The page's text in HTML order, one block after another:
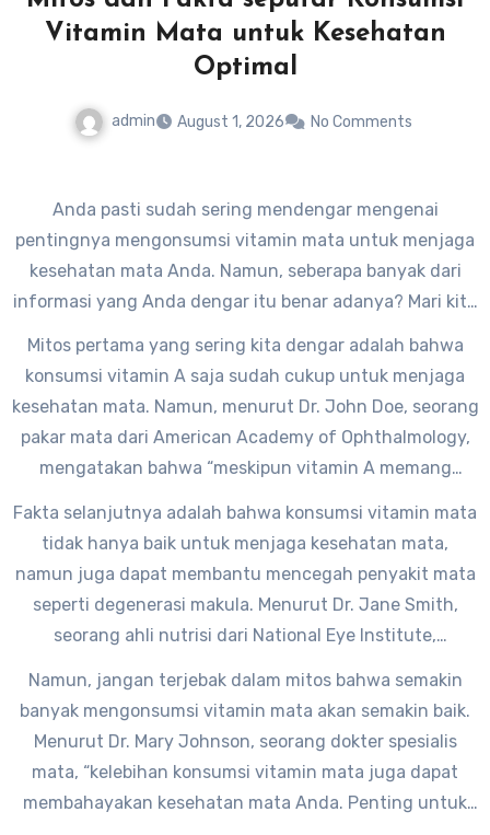
Vitamin Mata untuk Kesehatan
Optimal
admin August 1, 2026 No Comments
Anda pasti sudah sering mendengar mengenai
pentingnya mengonsumsi vitamin mata untuk menjaga
kesehatan mata Anda. Namun, seberapa banyak dari
informasi yang Anda dengar itu benar adanya? Mari kita
untuk kesehatan optimal.
Mitos pertama yang sering kita dengar adalah bahwa
konsumsi vitamin A saja sudah cukup untuk menjaga
kesehatan mata. Namun, menurut Dr. John Doe, seorang
pakar mata dari American Academy of Ophthalmology,
mengatakan bahwa “meskipun vitamin A memang
seperti vitamin C, E, dan mineral seperti seng untuk
menjaga kesehatan mata secara optimal.”
Fakta selanjutnya adalah bahwa konsumsi vitamin mata
tidak hanya baik untuk menjaga kesehatan mata,
namun juga dapat membantu mencegah penyakit mata
seperti degenerasi makula. Menurut Dr. Jane Smith,
seorang ahli nutrisi dari National Eye Institute,
cukup dari makanan atau suplemen dapat membantu
mencegah risiko terkena degenerasi makula pada usia
Namun, jangan terjebak dalam mitos bahwa semakin
banyak mengonsumsi vitamin mata akan semakin baik.
Menurut Dr. Mary Johnson, seorang dokter spesialis
mata, “kelebihan konsumsi vitamin mata juga dapat
membahayakan kesehatan mata Anda. Penting untuk